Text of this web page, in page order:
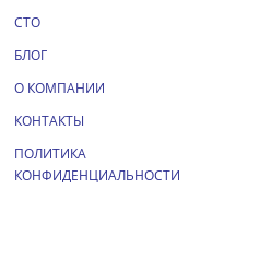
СТО
БЛОГ
О КОМПАНИИ
КОНТАКТЫ
ПОЛИТИКА
КОНФИДЕНЦИАЛЬНОСТИ